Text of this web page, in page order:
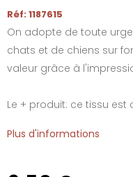
Réf: 1187615
On adopte de toute
chats et de chiens sur
valeur grâce à
Le + produit: ce tissu est
Plus d'informations